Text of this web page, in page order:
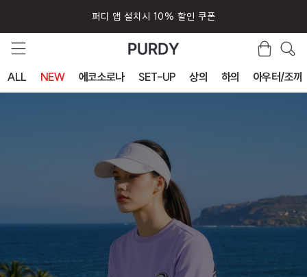
퍼디 앱 설치시 10% 할인 쿠폰
ALL NEW 에코소로나 SET-UP 상의 하의 아우터/조끼